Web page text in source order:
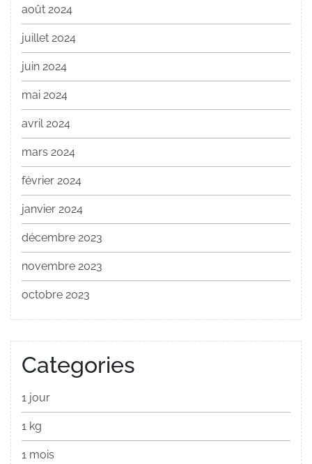
août 2024
juillet 2024
juin 2024
mai 2024
avril 2024
mars 2024
février 2024
janvier 2024
décembre 2023
novembre 2023
octobre 2023
Categories
1 jour
1 kg
1 mois